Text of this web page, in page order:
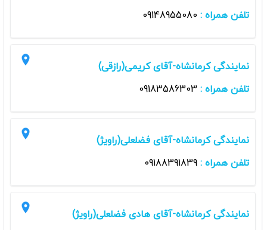
تلفن همراه :
نمایندگی کرمانشاه-آقای کریمی(رازقی)
تلفن همراه :
نمایندگی کرمانشاه-آقای فضلعلی(راویژ)
تلفن همراه :
نمایندگی کرمانشاه-آقای هادی فضلعلی(راویژ)